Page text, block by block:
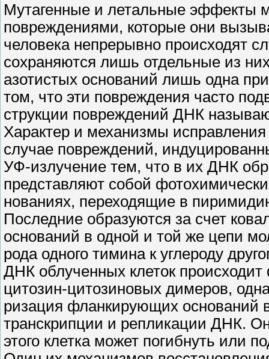
Мутагенные и летальные эффекты
повреждениями, которые они
человека непрерывно происходят
сохраняются лишь отдельные из
азотистых оснований лишь одна
том, что эти повреждения часто
струкции повреждений ДНК
Характер и механизмы
случае повреждений,
УФ-излучение тем, что в их ДНК
представляют собой
нованиях, переходящие в
Последние образуются за счет
оснований в одной и той же цепи
рода одного тимина к углероду
ДНК облученных клеток
цитозин-цитозиновых димеров,
ризация фланкирующих оснований
транскрипции и репликации ДНК.
этого клетка может погибнуть или